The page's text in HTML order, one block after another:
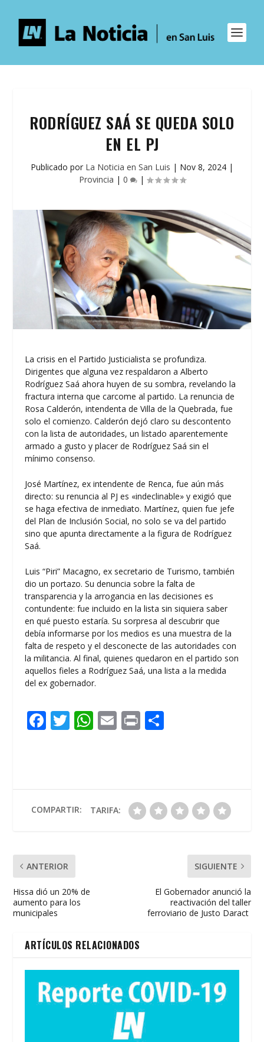
RODRÍGUEZ SAÁ SE QUEDA SOLO
EN EL PJ
Publicado por La Noticia en San Luis | Nov 8, 2024 |
Provincia | 0 |
La crisis en el Partido Justicialista se profundiza.
Dirigentes que alguna vez respaldaron a Alberto
Rodríguez Saá ahora huyen de su sombra, revelando la
fractura interna que carcome al partido. La renuncia de
Rosa Calderón, intendenta de Villa de la Quebrada, fue
solo el comienzo. Calderón dejó claro su descontento
con la lista de autoridades, un listado aparentemente
armado a gusto y placer de Rodríguez Saá sin el
mínimo consenso.
José Martínez, ex intendente de Renca, fue aún más
directo: su renuncia al PJ es «indeclinable» y exigió que
se haga efectiva de inmediato. Martínez, quien fue jefe
del Plan de Inclusión Social, no solo se va del partido
sino que apunta directamente a la figura de Rodríguez
Saá.
Luis “Piri” Macagno, ex secretario de Turismo, también
dio un portazo. Su denuncia sobre la falta de
transparencia y la arrogancia en las decisiones es
contundente: fue incluido en la lista sin siquiera saber
en qué puesto estaría. Su sorpresa al descubrir que
debía informarse por los medios es una muestra de la
falta de respeto y el desconecte de las autoridades con
la militancia. Al final, quienes quedaron en el partido son
aquellos fieles a Rodríguez Saá, una lista a la medida
del ex gobernador.
F
o
o
T W
A
p
E Pr
ar
ti
COMPARTIR: TARIFA:
ANTERIOR
Hissa dió un 20% de
aumento para los
municipales
SIGUIENTE
El Gobernador anunció la
reactivación del taller
ferroviario de Justo Daract
ARTÍCULOS RELACIONADOS